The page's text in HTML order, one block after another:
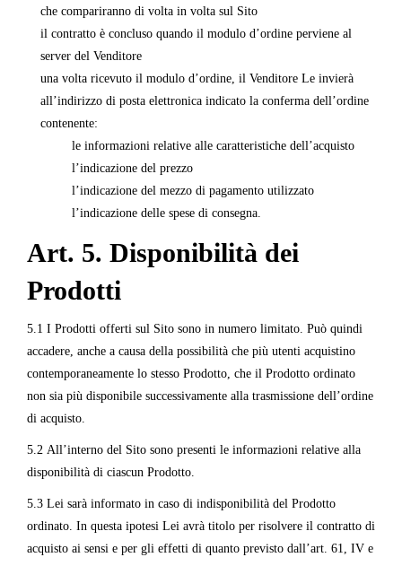
che compariranno di volta in volta sul Sito
il contratto è concluso quando il modulo d’ordine perviene al
server del Venditore
una volta ricevuto il modulo d’ordine, il Venditore Le invierà
all’indirizzo di posta elettronica indicato la conferma dell’ordine
contenente:
le informazioni relative alle caratteristiche dell’acquisto
l’indicazione del prezzo
l’indicazione del mezzo di pagamento utilizzato
l’indicazione delle spese di consegna.
Art. 5. Disponibilità dei
Prodotti
5.1 I Prodotti offerti sul Sito sono in numero limitato. Può quindi
accadere, anche a causa della possibilità che più utenti acquistino
contemporaneamente lo stesso Prodotto, che il Prodotto ordinato
non sia più disponibile successivamente alla trasmissione dell’ordine
di acquisto.
5.2 All’interno del Sito sono presenti le informazioni relative alla
disponibilità di ciascun Prodotto.
5.3 Lei sarà informato in caso di indisponibilità del Prodotto
ordinato. In questa ipotesi Lei avrà titolo per risolvere il contratto di
acquisto ai sensi e per gli effetti di quanto previsto dall’art. 61, IV e